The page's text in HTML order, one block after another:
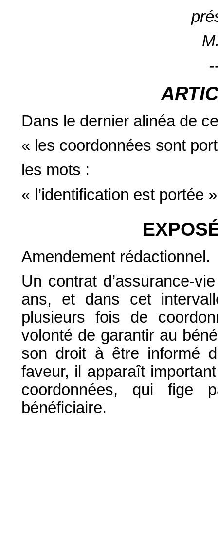
Dans le dernier alinéa de
« les coordonnées sont
les mots :
« l’identification est portée
Amendement rédactionnel.
Un contrat d’assurance-
ans, et dans cet
plusieurs fois de
volonté de garantir au
son droit à être informé
faveur, il apparaît
coordonnées, qui fige
bénéficiaire.